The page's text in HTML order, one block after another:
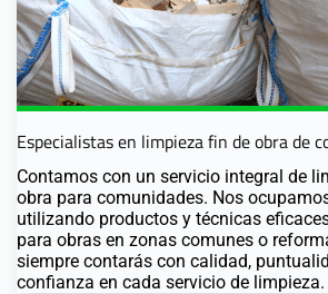
Especialistas en limpieza fin de obra de
Contamos con un servicio integral de
obra para comunidades. Nos
utilizando productos y técnicas
para obras en zonas comunes o
siempre contarás con calidad,
confianza en cada servicio de limpieza.